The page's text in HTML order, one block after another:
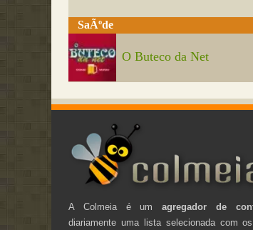
SaÃºde
O Buteco da Net
A Colmeia é umagregador de
diariamente uma lista selecionada com